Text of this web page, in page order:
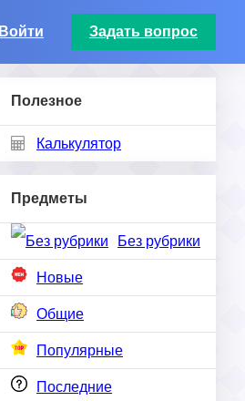
Войти Задать вопрос
Полезное
Калькулятор
Предметы
Без рубрики
Новые
Общие
Популярные
Последние